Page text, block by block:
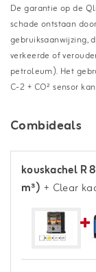
De garantie op de
schade ontstaan
gebruiksaanwijzing,
verkeerde of
petroleum). Het
C-2 + CO² sensor
Combideals
kouskachel R
m³) + Clear